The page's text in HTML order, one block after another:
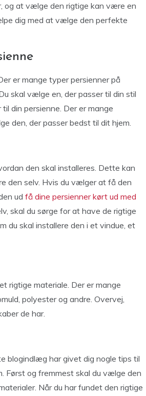
og at vælge den rigtige kan være en
dig med at vælge den perfekte
er mange typer persienner på
skal vælge en, der passer til din stil
din persienne. Der er mange
den, der passer bedst til dit hjem.
den skal installeres. Dette kan
den selv. Hvis du vælger at få den
ud få dine persienner kørt ud med
skal du sørge for at have de rigtige
du skal installere den i et vindue, et
rigtige materiale. Der er mange
polyester og andre. Overvej,
de har.
blogindlæg har givet dig nogle tips til
Først og fremmest skal du vælge den
Når du har fundet den rigtige